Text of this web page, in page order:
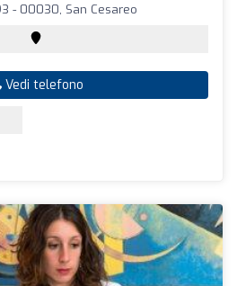
- 00030, San Cesareo
Vedi telefono